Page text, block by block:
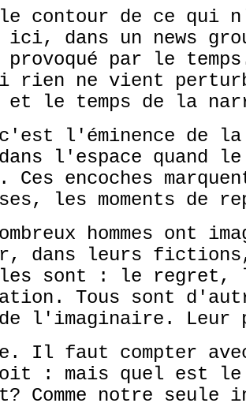
contour de ce qui
ici, dans un news
par le
ne vient
et le temps de la
c'est l'éminence de
dans l'espace quand
encoches
les moments de
hommes ont
dans leurs fictions,
sont : le
Tous sont
l'imaginaire.
Il faut compter
: mais quel est le
Comme notre